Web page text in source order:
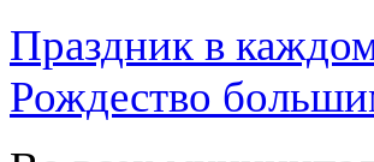
Праздник в
Рождество